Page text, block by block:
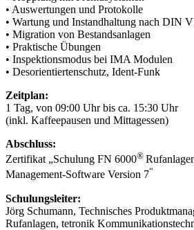
• Auswertungen und Protokolle
• Wartung und Instandhaltung nach DIN
• Migration von Bestandsanlagen
• Praktische Übungen
• Inspektionsmodus bei IMA Modulen
• Desorientiertenschutz, Ident-Funk
Zeitplan:
1 Tag, von 09:00 Uhr bis ca. 15:30 Uhr
(inkl. Kaffeepausen und Mittagessen)
Abschluss:
Zertifikat „Schulung FN 6000®
Management-Software Version 7“
Schulungsleiter:
Jörg Schumann, Technisches
Rufanlagen, tetronik